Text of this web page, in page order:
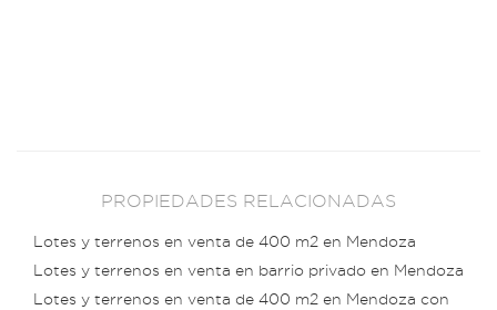
PROPIEDADES RELACIONADAS
Lotes y terrenos en venta de 400 m2 en Mendoza
Lotes y terrenos en venta en barrio privado en Mendoza
Lotes y terrenos en venta de 400 m2 en Mendoza con